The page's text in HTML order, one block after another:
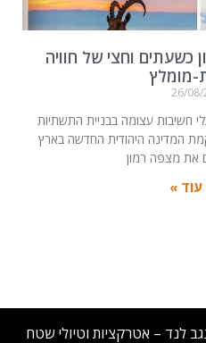
כשעתים וחצי של חוויה
מומלץ
26/08/
חשיבות עצומה בבניית התשתיות
המדינה היהודית החדשה בארץ
את מצפה רמון
»
לנד – אטרקציות וטיולי שטח